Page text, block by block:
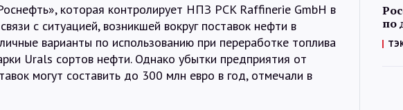
которая контролирует НПЗ PCK Raffinerie GmbH в
с ситуацией, возникшей вокруг поставок нефти в
варианты по использованию при переработке топлива
Urals сортов нефти. Однако убытки предприятия от
могут составить до 300 млн евро в год, отмечали в
по